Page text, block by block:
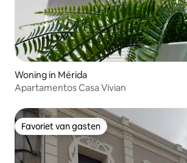
Woning in Mérida
Apartamentos Casa Vivian
Favoriet van gasten
Favoriet van gasten